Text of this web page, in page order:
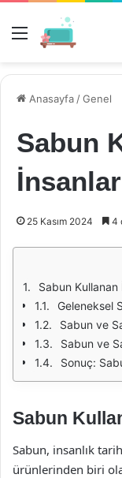
Menü
Anasayfa /Genel
Sabun
25 Kasım 2024 4
Sabun Kullanan
Geleneksel
Sabun ve
Sabun ve
Sonuç:
Sabun
Sabun, insanlık
ürünlerinden biri